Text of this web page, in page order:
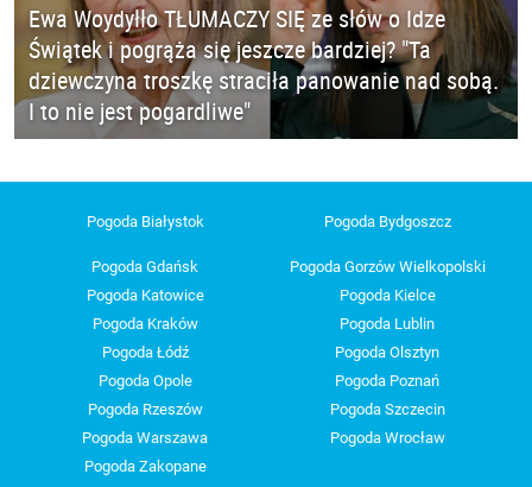
Ewa Woydyłło TŁUMACZY SIĘ ze słów o Idze
Świątek i pogrąża się jeszcze bardziej? "Ta
dziewczyna troszkę straciła panowanie nad sobą.
I to nie jest pogardliwe"
Pogoda Białystok Pogoda Bydgoszcz
Pogoda Gdańsk
Pogoda Gorzów Wielkopolski
Pogoda Katowice
Pogoda Kielce
Pogoda Kraków
Pogoda Lublin
Pogoda Łódź
Pogoda Olsztyn
Pogoda Opole
Pogoda Poznań
Pogoda Rzeszów
Pogoda Szczecin
Pogoda Warszawa
Pogoda Wrocław
Pogoda Zakopane